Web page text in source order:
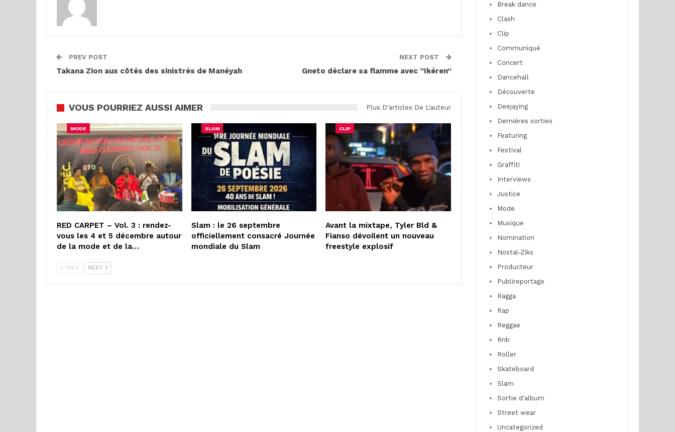
PREV POST
Takana Zion aux côtés des sinistrés de Manéyah
NEXT POST
Gneto déclare sa flamme avec “Ikéren”
VOUS POURRIEZ AUSSI AIMER Plus D'articles De L'auteur
MODE
RED CARPET – Vol. 3 : rendez-
vous les 4 et 5 décembre autour
de la mode et de la…
SLAM
Slam : le 26 septembre
officiellement consacré Journée
mondiale du Slam
CLIP
Avant la mixtape, Tyler Bld &
Fianso dévoilent un nouveau
freestyle explosif
PREV NEXT
Break dance
Clash
Clip
Communiqué
Concert
Dancehall
Découverte
Deejaying
Dernières sorties
Featuring
Festival
Graffiti
Interviews
Justice
Mode
Musique
Nomination
Nostal-Ziks
Producteur
Publireportage
Ragga
Rap
Reggae
Rnb
Roller
Skateboard
Slam
Sortie d'album
Street wear
Uncategorized